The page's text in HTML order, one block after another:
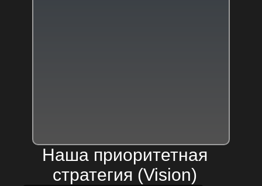
Наша приоритетная
стратегия (Vision)